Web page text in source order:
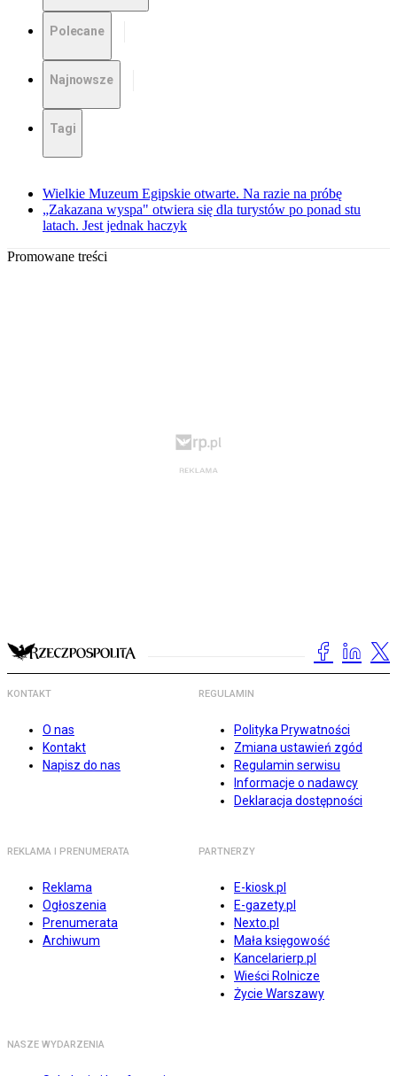
Polecane
Najnowsze
Tagi
Wielkie Muzeum Egipskie otwarte. Na razie na próbę
„Zakazana wyspa" otwiera się dla turystów po ponad stu
latach. Jest jednak haczyk
Promowane treści
KONTAKT
O nas
Kontakt
Napisz do nas
REGULAMIN
Polityka Prywatności
Zmiana ustawień zgód
Regulamin serwisu
Informacje o nadawcy
Deklaracja dostępności
REKLAMA I PRENUMERATA
Reklama
Ogłoszenia
Prenumerata
Archiwum
PARTNERZY
E-kiosk.pl
E-gazety.pl
Nexto.pl
Mała księgowość
Kancelarierp.pl
Wieści Rolnicze
Życie Warszawy
NASZE WYDARZENIA